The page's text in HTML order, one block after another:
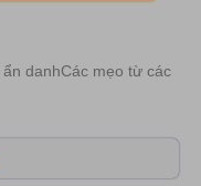
danhCác mẹo từ các